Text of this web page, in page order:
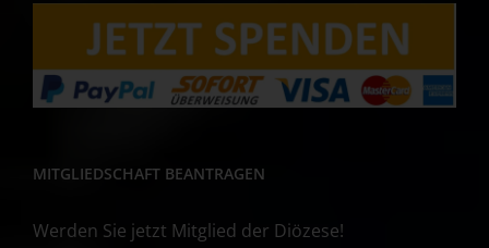
MITGLIEDSCHAFT BEANTRAGEN
Werden Sie jetzt Mitglied der Diözese!